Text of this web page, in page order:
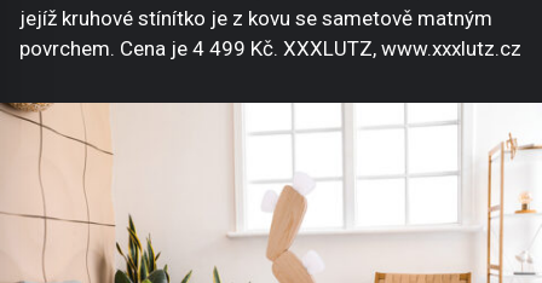
jejíž kruhové stínítko je z kovu se sametově matným
povrchem. Cena je 4 499 Kč. XXXLUTZ, www.xxxlutz.cz